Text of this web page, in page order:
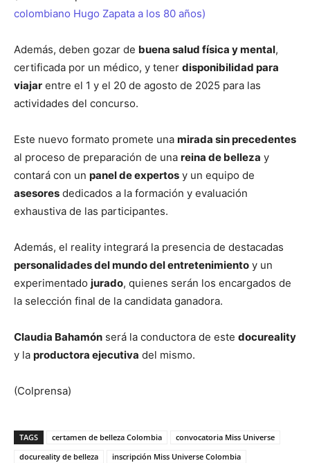
colombiano Hugo Zapata a los 80 años)
Además, deben gozar de buena salud física y mental,
certificada por un médico, y tener disponibilidad para
viajar entre el 1 y el 20 de agosto de 2025 para las
actividades del concurso.
Este nuevo formato promete una mirada sin precedentes
al proceso de preparación de una reina de belleza y
contará con un panel de expertos y un equipo de
asesores dedicados a la formación y evaluación
exhaustiva de las participantes.
Además, el reality integrará la presencia de destacadas
personalidades del mundo del entretenimiento y un
experimentado jurado, quienes serán los encargados de
la selección final de la candidata ganadora.
Claudia Bahamón será la conductora de este docureality
y la productora ejecutiva del mismo.
(Colprensa)
TAGS certamen de belleza Colombia
convocatoria Miss Universe
docureality de belleza
inscripción Miss Universe Colombia